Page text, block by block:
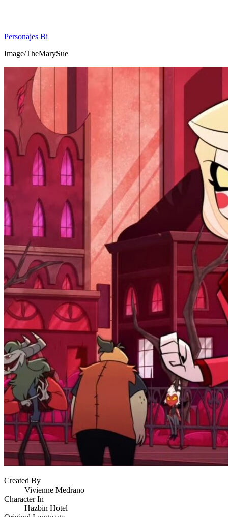
Personajes Bi
Image/TheMarySue
Created By
Vivienne Medrano
Character In
Hazbin Hotel